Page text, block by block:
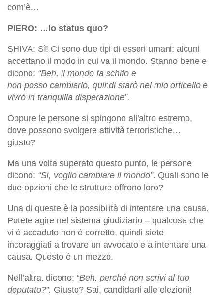
com’è…
PIERO: …lo status quo?
SHIVA: Sì! Ci sono due tipi di esseri umani: alcuni
accettano il modo in cui va il mondo. Stanno bene e
dicono: “Beh, il mondo fa schifo e
non posso cambiarlo, quindi starò nel mio orticello e
vivrò in tranquilla disperazione”.
Oppure le persone si spingono all’altro estremo,
dove possono svolgere attività terroristiche…
giusto?
Ma una volta superato questo punto, le persone
dicono: “Sì, voglio cambiare il mondo”. Quali sono le
due opzioni che le strutture offrono loro?
Una di queste è la possibilità di intentare una causa.
Potete agire nel sistema giudiziario – qualcosa che
vi è accaduto non è corretto, quindi siete
incoraggiati a trovare un avvocato e a intentare una
causa. Questo è un mezzo.
Nell’altra, dicono: “Beh, perché non scrivi al tuo
deputato?”. Giusto? Sai, candidarti alle elezioni!